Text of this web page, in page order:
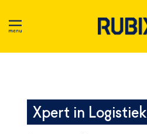
Xpert in Logistiek